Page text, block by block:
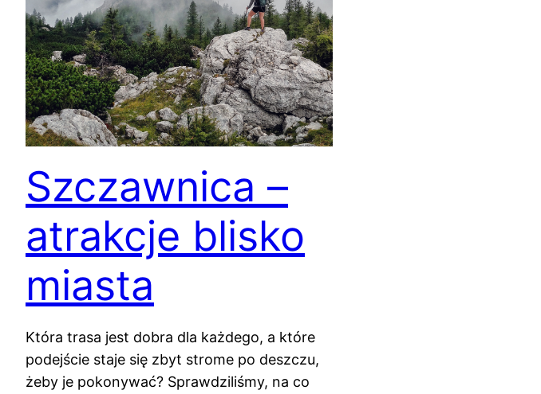
Szczawnica –
atrakcje blisko
miasta
Która trasa jest dobra dla każdego, a które
podejście staje się zbyt strome po deszczu,
żeby je pokonywać? Sprawdziliśmy, na co